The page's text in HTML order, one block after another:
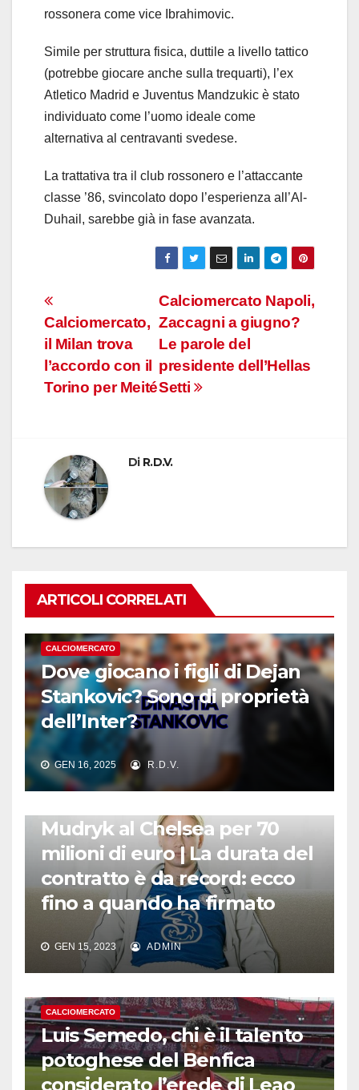
rossonera come vice Ibrahimovic.
Simile per struttura fisica, duttile a livello tattico
(potrebbe giocare anche sulla trequarti), l’ex
Atletico Madrid e Juventus Mandzukic è stato
individuato come l’uomo ideale come
alternativa al centravanti svedese.
La trattativa tra il club rossonero e l’attaccante
classe ’86, svincolato dopo l’esperienza all’Al-
Duhail, sarebbe già in fase avanzata.
Navigazione
articoli
Calciomercato Napoli,
Zaccagni a giugno?
Le parole del
presidente dell’Hellas
Setti
Calciomercato,
il Milan trova
l’accordo con il
Torino per Meité
Di R.D.V.
ARTICOLI CORRELATI
CALCIOMERCATO
Dove giocano i figli di Dejan
Stankovic? Sono di proprietà
dell’Inter?
GEN 16, 2025 R.D.V.
Mudryk al Chelsea per 70
milioni di euro | La durata del
contratto è da record: ecco
fino a quando ha firmato
GEN 15, 2023 ADMIN
CALCIOMERCATO
Luis Semedo, chi è il talento
potoghese del Benfica
considerato l’erede di Leao